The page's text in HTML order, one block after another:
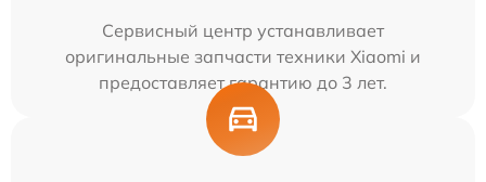
Сервисный центр устанавливает
оригинальные запчасти техники Xiaomi и
предоставляет гарантию до 3 лет.